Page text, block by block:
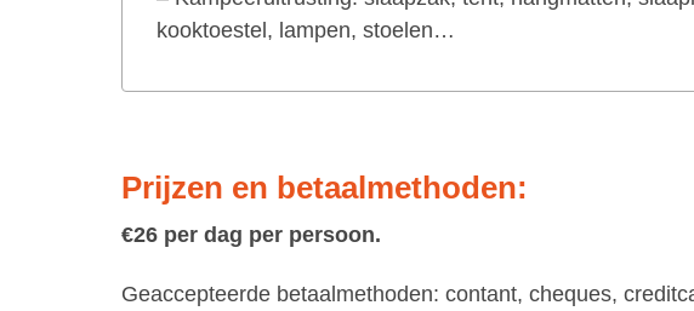
kooktoestel, lampen, stoelen…
Prijzen en betaalmethoden:
€26 per dag per persoon.
Geaccepteerde betaalmethoden: contant, cheques,